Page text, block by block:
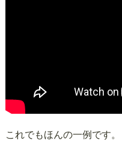
これでもほんの一例です